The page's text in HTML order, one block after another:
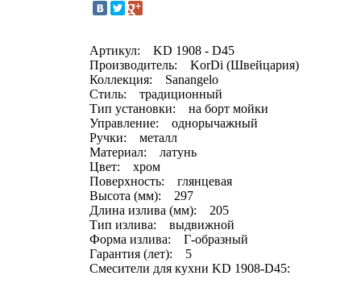
Артикул: KD 1908 - D45
Производитель: KorDi (Швейцария)
Коллекция: Sanangelo
Стиль: традиционный
Тип установки: на борт мойки
Управление: однорычажный
Ручки: металл
Материал: латунь
Цвет: хром
Поверхность: глянцевая
Высота (мм): 297
Длина излива (мм): 205
Тип излива: выдвижной
Форма излива: Г-образный
Гарантия (лет): 5
Смесители для кухни KD 1908-D45: